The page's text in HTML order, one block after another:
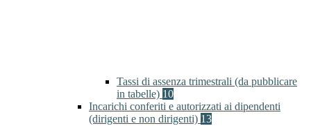
Tassi di assenza trimestrali (da pubblicare
in tabelle) 10
Incarichi conferiti e autorizzati ai dipendenti
(dirigenti e non dirigenti) 13